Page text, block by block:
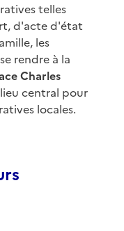
telles
d'acte d'état
les
rendre à la
Charles
central pour
locales.